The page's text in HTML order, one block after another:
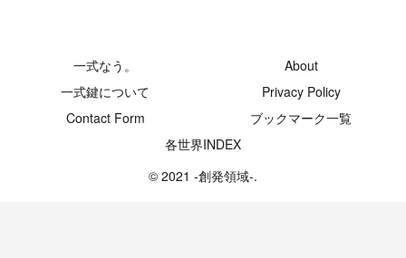
一式なう。
About
一式鍵について
Privacy Policy
Contact Form
ブックマーク一覧
各世界INDEX
© 2021 -創発領域-.